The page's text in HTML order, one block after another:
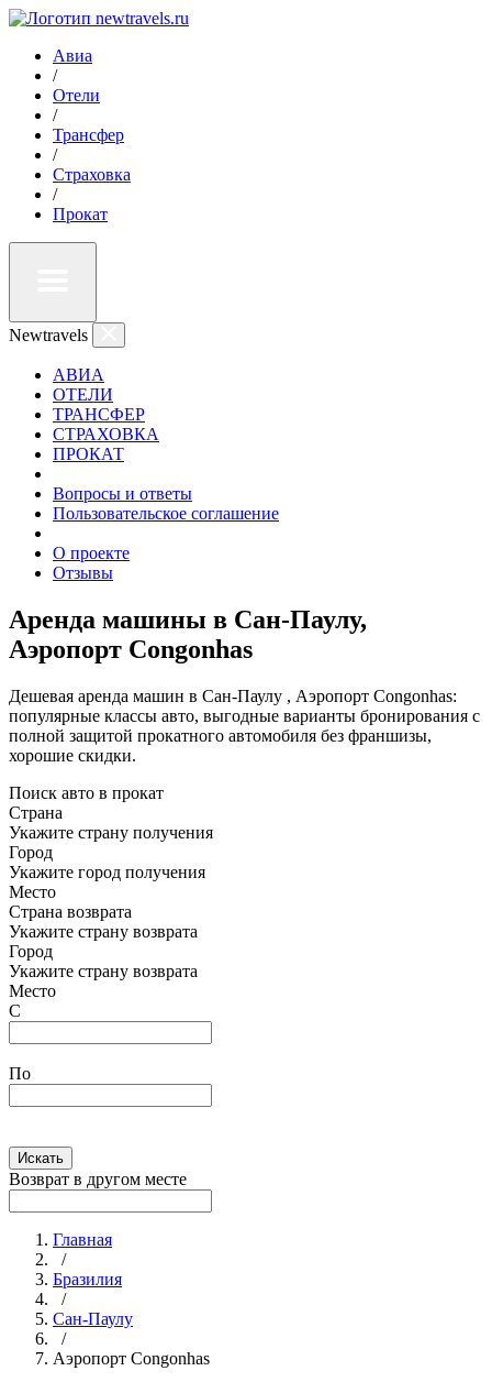
Авиа
/
Отели
/
Трансфер
/
Страховка
/
Прокат
Newtravels
АВИА
ОТЕЛИ
ТРАНСФЕР
СТРАХОВКА
ПРОКАТ
Вопросы и ответы
Пользовательское соглашение
О проекте
Отзывы
Аренда машины в Сан-Паулу,
Аэропорт Congonhas
Дешевая аренда машин в Сан-Паулу , Аэропорт Congonhas:
популярные классы авто, выгодные варианты бронирования с
полной защитой прокатного автомобиля без франшизы,
хорошие скидки.
Поиск авто в прокат
Страна
Укажите страну получения
Город
Укажите город получения
Место
Страна возврата
Укажите страну возврата
Город
Укажите страну возврата
Место
С
По
Искать
Возврат в другом месте
Главная
/
Бразилия
/
Сан-Паулу
/
Аэропорт Congonhas